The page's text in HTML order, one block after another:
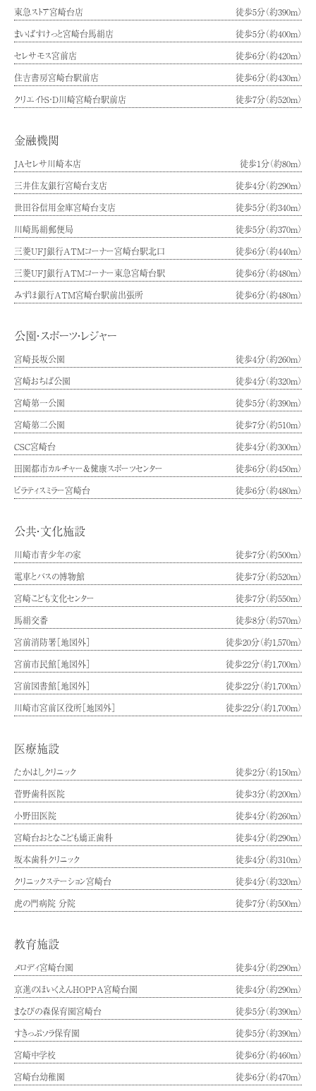
東急ストア宮崎台店
徒歩5分（約390m）
まいばすけっと宮崎台馬絹店
徒歩5分（約400m）
セレサモス宮前店
徒歩6分（約420m）
住吉書房宮崎台駅前店
徒歩6分（約430m）
クリエイトS・D川崎宮崎台駅前店
徒歩7分（約520m）
金融機関
JAセレサ川崎本店
徒歩1分（約80m）
三井住友銀行宮崎台支店
徒歩4分（約290m）
世田谷信用金庫宮崎台支店
徒歩5分（約340m）
川崎馬絹郵便局
徒歩5分（約370m）
三菱UFJ銀行ATMコーナー宮崎台駅北口
徒歩6分（約440m）
三菱UFJ銀行ATMコーナー東急宮崎台駅
徒歩6分（約480m）
みずほ銀行ATM宮崎台駅前出張所
徒歩6分（約480m）
公園・スポーツ・レジャー
宮崎長坂公園
徒歩4分（約260m）
宮崎おちば公園
徒歩4分（約320m）
宮崎第一公園
徒歩5分（約390m）
宮崎第二公園
徒歩7分（約510m）
CSC宮崎台
徒歩4分（約300m）
田園都市カルチャー＆健康スポーツセンター
徒歩6分（約450m）
ピラティスミラー宮崎台
徒歩6分（約480m）
公共・文化施設
川崎市青少年の家
徒歩7分（約500m）
電車とバスの博物館
徒歩7分（約520m）
宮崎こども文化センター
徒歩7分（約550m）
馬絹交番
徒歩8分（約570m）
宮前消防署［地図外］
徒歩20分（約1,570m）
宮前市民館［地図外］
徒歩22分（約1,700m）
宮前図書館［地図外］
徒歩22分（約1,700m）
川崎市宮前区役所［地図外］
徒歩22分（約1,700m）
医療施設
たかはしクリニック
徒歩2分（約150m）
菅野歯科医院
徒歩3分（約200m）
小野田医院
徒歩4分（約260m）
宮崎台おとなこども矯正歯科
徒歩4分（約290m）
坂本歯科クリニック
徒歩4分（約310m）
クリニックステーション宮崎台
徒歩4分（約320m）
虎の門病院 分院
徒歩7分（約500m）
教育施設
メロディ宮崎台園
徒歩4分（約290m）
京進のほいくえんHOPPA宮崎台園
徒歩4分（約290m）
まなびの森保育園宮崎台
徒歩5分（約390m）
すきっぷソラ保育園
徒歩5分（約390m）
宮崎中学校
徒歩6分（約460m）
宮崎台幼稚園
徒歩6分（約470m）